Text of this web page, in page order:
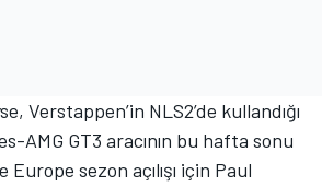
Verstappen’in NLS2’de kullandığı
AMG GT3 aracının bu hafta sonu
Europe sezon açılışı için Paul